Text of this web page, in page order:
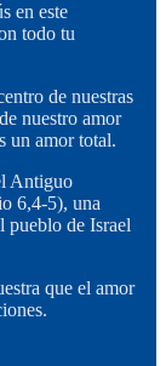
en este
todo tu
de nuestras
nuestro amor
un amor total.
Antiguo
6,4-5), una
pueblo de Israel
que el amor